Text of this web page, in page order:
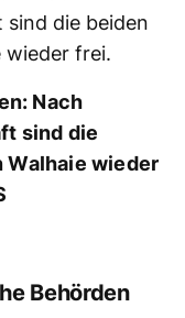
Nach
sind die
Walhaie wieder
Behörden